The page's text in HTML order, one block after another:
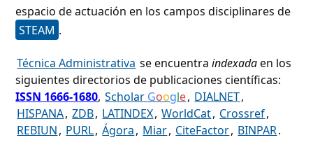
espacio de actuación en los campos disciplinares de
STEAM .
Técnica Administrativa se encuentraindexadaen los
siguientes directorios de publicaciones científicas:
ISSN 1666-1680, Scholar Google, DIALNET,
HISPANA, ZDB, LATINDEX, WorldCat, Crossref,
REBIUN, PURL, Ágora, Miar, CiteFactor, BINPAR.